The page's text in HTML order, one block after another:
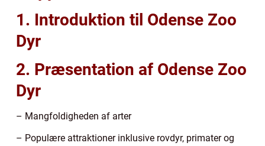
1. Introduktion til Odense Zoo
Dyr
2. Præsentation af Odense Zoo
Dyr
– Mangfoldigheden af arter
– Populære attraktioner inklusive rovdyr, primater og